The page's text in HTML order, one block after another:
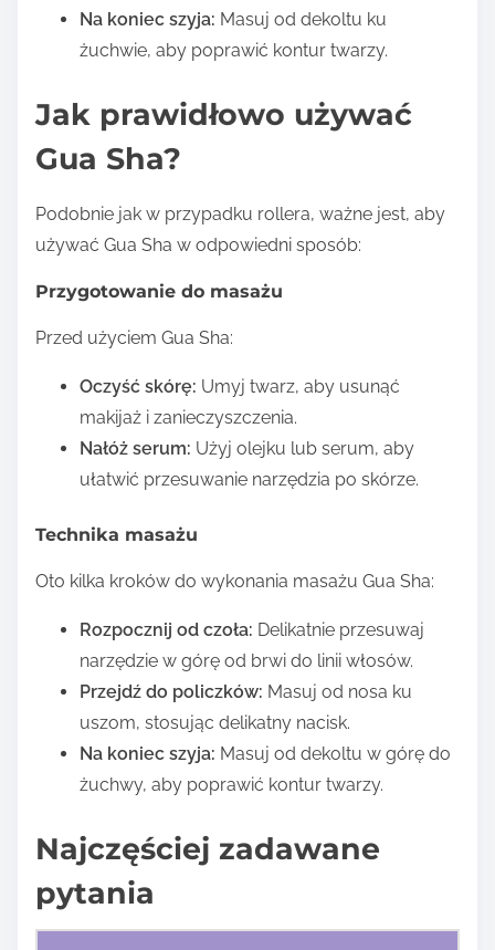
Na koniec szyja: Masuj od dekoltu ku
żuchwie, aby poprawić kontur twarzy.
Jak prawidłowo używać
Gua Sha?
Podobnie jak w przypadku rollera, ważne jest, aby
używać Gua Sha w odpowiedni sposób:
Przygotowanie do masażu
Przed użyciem Gua Sha:
Oczyść skórę: Umyj twarz, aby usunąć
makijaż i zanieczyszczenia.
Nałóż serum: Użyj olejku lub serum, aby
ułatwić przesuwanie narzędzia po skórze.
Technika masażu
Oto kilka kroków do wykonania masażu Gua Sha:
Rozpocznij od czoła: Delikatnie przesuwaj
narzędzie w górę od brwi do linii włosów.
Przejdź do policzków: Masuj od nosa ku
uszom, stosując delikatny nacisk.
Na koniec szyja: Masuj od dekoltu w górę do
żuchwy, aby poprawić kontur twarzy.
Najczęściej zadawane
pytania